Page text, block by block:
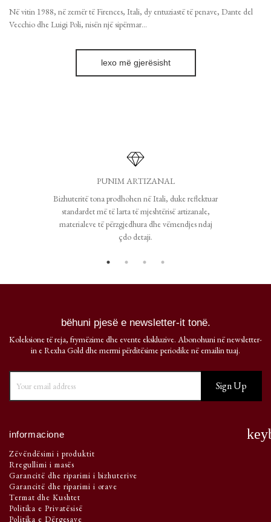
Në vitin 1988, në zemër të Firences, Itali, dy entuziastë të penave, Dante del
Vecchio dhe Luigi Poli, nisën një sipërmar...
lexo më gjerësisht
PUNIM ARTIZANAL
Bizhuteritë tona prodhohen në Itali, duke reflektuar
standardet më të larta të mjeshtërisë artizanale,
materialeve të përzgjedhura dhe vëmendjes ndaj
çdo detaji.
bëhuni pjesë e newsletter-it tonë.
Koleksione të reja, frymëzime dhe evente ekskluzive. Abonohuni në newsletter-
in e Rexha Gold dhe merrni përditësime periodike në emailin tuaj.
informacione
Zëvëndësimi i produktit
Rregullimi i masës
Garancitë dhe riparimi i bizhuterive
Garancitë dhe riparimi i orave
Termat dhe Kushtet
Politika e Privatësisë
Politika e Dërgesave